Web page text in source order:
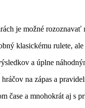
je možné rozoznavať
klasickému rulete,
a úplne
na zápas a
čase a mnohokrát aj s